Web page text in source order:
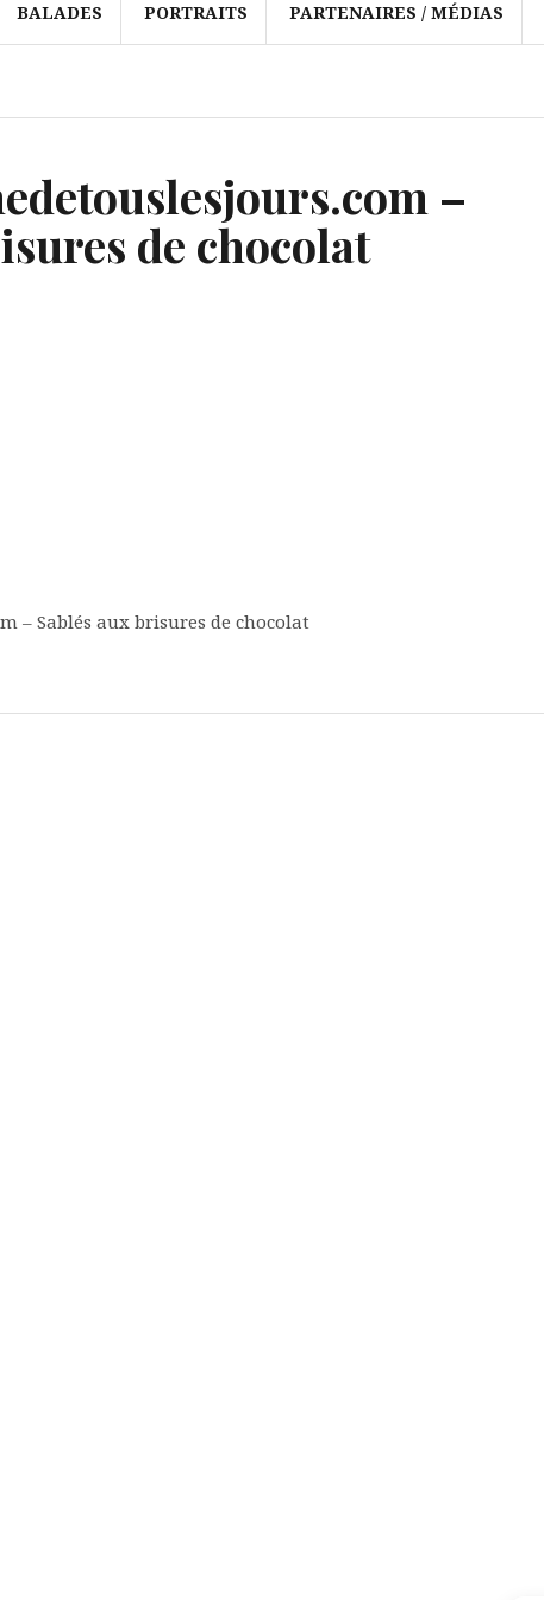
BALADES PORTRAITS PARTENAIRES / MÉDIAS
–
de chocolat
– Sablés aux brisures de chocolat